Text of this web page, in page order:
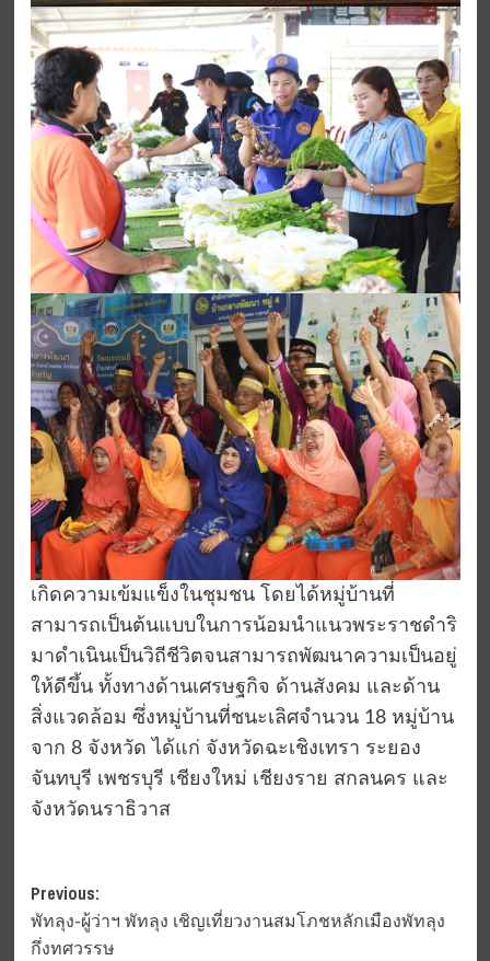
เกิดความเข้มแข็งในชุมชน โดยได้หมู่บ้านที่
สามารถเป็นต้นแบบในการน้อมนำแนวพระราชดำริ
มาดำเนินเป็นวิถีชีวิตจนสามารถพัฒนาความเป็นอยู่
ให้ดีขึ้น ทั้งทางด้านเศรษฐกิจ ด้านสังคม และด้าน
สิ่งแวดล้อม ซึ่งหมู่บ้านที่ชนะเลิศจำนวน 18 หมู่บ้าน
จาก 8 จังหวัด ได้แก่ จังหวัดฉะเชิงเทรา ระยอง
จันทบุรี เพชรบุรี เชียงใหม่ เชียงราย สกลนคร และ
จังหวัดนราธิวาส
Post
navigation
Previous:
พัทลุง-ผู้ว่าฯ พัทลุง เชิญเที่ยวงานสมโภชหลักเมืองพัทลุง
กึ่งทศวรรษ